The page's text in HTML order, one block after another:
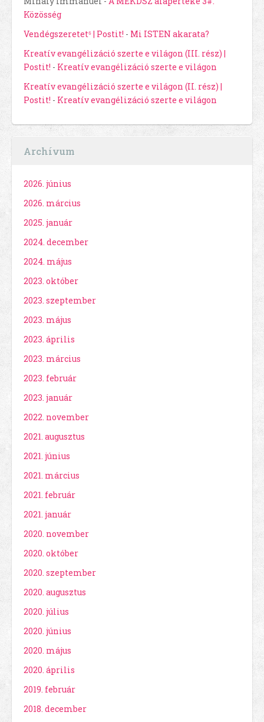
Közösség
Vendégszeretet⁶ | Postit! - Mi ISTEN akarata?
Kreatív evangélizáció szerte e világon (III. rész) |
Postit! - Kreatív evangélizáció szerte e világon
Kreatív evangélizáció szerte e világon (II. rész) |
Postit! - Kreatív evangélizáció szerte e világon
Archívum
2026. június
2026. március
2025. január
2024. december
2024. május
2023. október
2023. szeptember
2023. május
2023. április
2023. március
2023. február
2023. január
2022. november
2021. augusztus
2021. június
2021. március
2021. február
2021. január
2020. november
2020. október
2020. szeptember
2020. augusztus
2020. július
2020. június
2020. május
2020. április
2019. február
2018. december